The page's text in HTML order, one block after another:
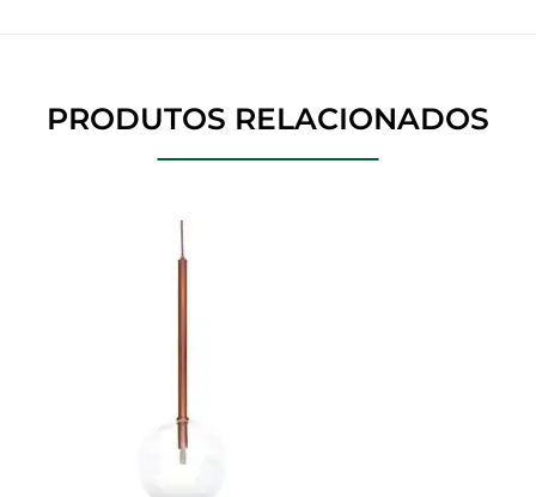
PRODUTOS RELACIONADOS